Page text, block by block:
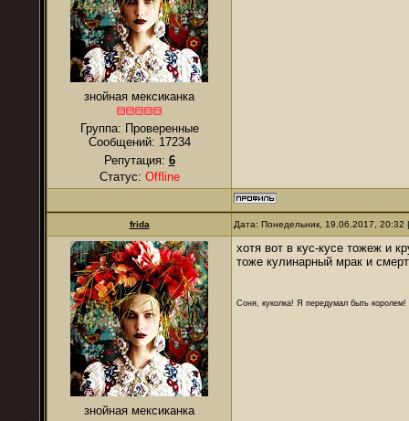
знойная мексиканка
Группа: Проверенные
Сообщений: 17234
Репутация: 6
Статус: Offline
frida Дата: Понедельник, 19.06.2017,
знойная мексиканка
хотя вот в кус-кусе тожеж и
тоже кулинарный мрак и
Соня, куколка! Я передумал быть